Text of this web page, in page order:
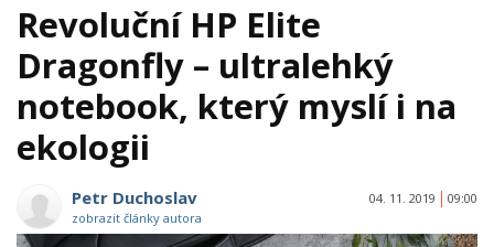
Revoluční HP Elite
Dragonfly – ultralehký
notebook, který myslí i na
ekologii
Petr Duchoslav
zobrazit články autora
04. 11. 2019 09:00